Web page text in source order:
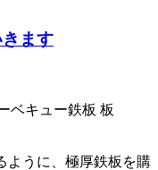
ます
ように、極厚鉄板を購